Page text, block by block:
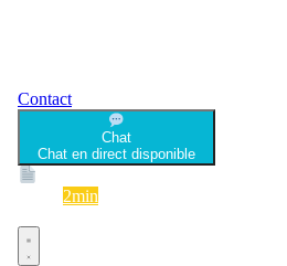
Contact
Chat
Chat en direct disponible
2min